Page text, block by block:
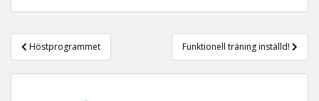
Inläggsnavigering
Höstprogrammet Funktionell träning inställd!